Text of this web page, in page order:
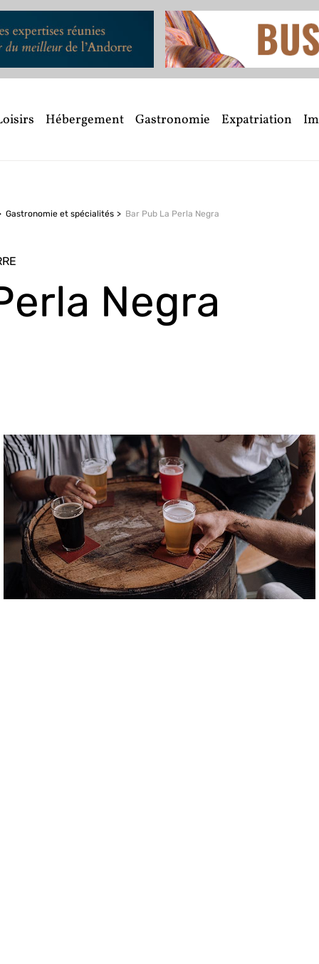
Hébergement Gastronomie Expatriation
Gastronomie et spécialités Bar Pub La Perla Negra
Negra